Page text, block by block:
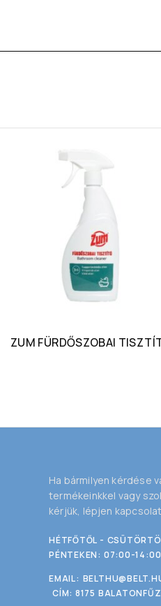
ZUM FÜRDŐSZOBAI
Ha bármilyen kérdése
termékeinkkel vagy
kérjük, lépjen
HÉTFŐTŐL -
PÉNTEKEN: 07:00-14:00
EMAIL:
CÍM: 8175